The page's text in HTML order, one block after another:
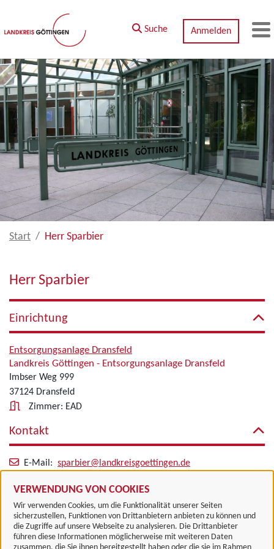
Zum Hauptinhalt springen
VERWENDUNG VON COOKIES
Wir verwenden Cookies, um die Funktionalität unserer Seiten
sicherzustellen, Funktionen von Drittanbietern anbieten zu können und
die Zugriffe auf unsere Webseite zu analysieren. Die Drittanbieter
führen diese Informationen möglicherweise mit weiteren Daten
Suche Anmelden
Start Herr Sparbier
Herr Sparbier
Einrichtung
Entsorgungsanlage Dransfeld
Landkreis Göttingen - Entsorgungsanlage Dransfeld
Imbser Weg 999
37124 Dransfeld
Zimmer: EAD
Kontakt
E-Mail: sparbier@landkreisgoettingen.de
Alle zugeordneten Einrichtungen